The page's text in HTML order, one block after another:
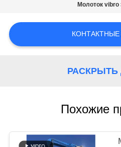
СЛУЧАИ
SITEMAP
Молоток vibro
РАСКРЫТЬ
Похожие